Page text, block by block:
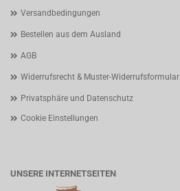
Versandbedingungen
Bestellen aus dem Ausland
AGB
Widerrufsrecht & Muster-Widerrufsformular
Privatsphäre und Datenschutz
Cookie Einstellungen
UNSERE INTERNETSEITEN